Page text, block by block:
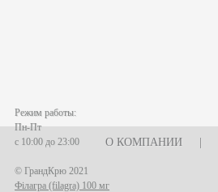
О КОМПАНИИ
Режим работы:
Пн-Пт
с 10:00 до 23:00
© ГрандКрю 2021
Філагра (filagra) 100 мг